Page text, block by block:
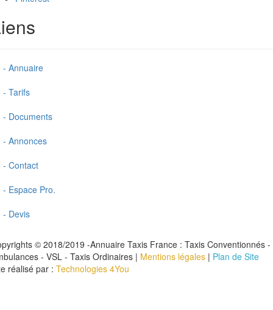
- Annuaire
- Tarifs
- Documents
- Annonces
- Contact
- Espace Pro.
- Devis
© 2018/2019 -Annuaire Taxis France : Taxis Conventionnés -
- VSL - Taxis Ordinaires | Mentions légales | Plan de Site
réalisé par : Technologies 4You